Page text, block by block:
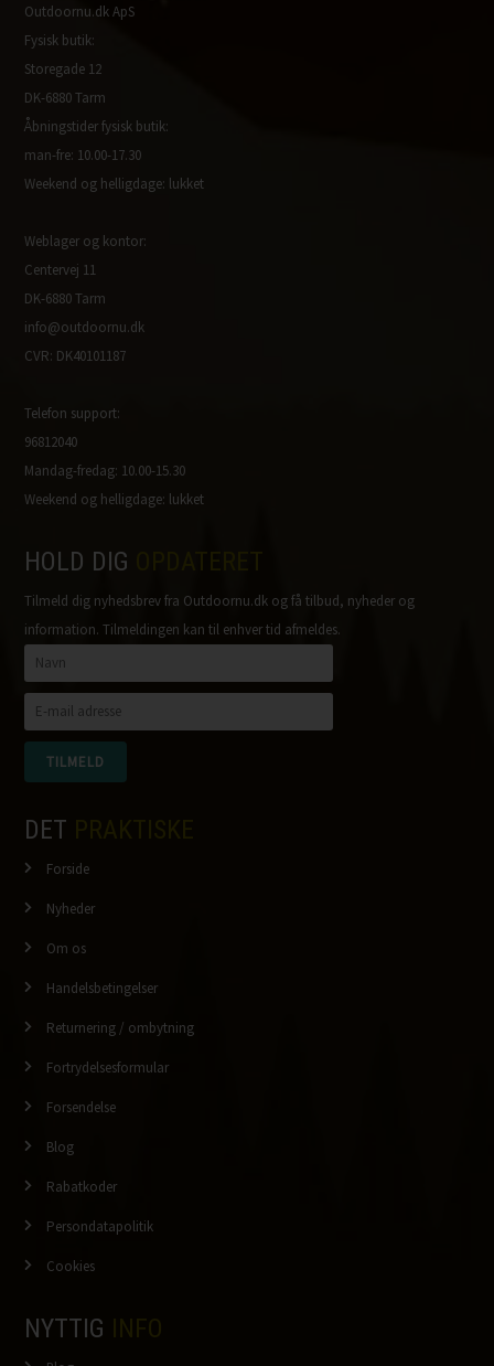
Outdoornu.dk ApS
Fysisk butik:
Storegade 12
DK-6880 Tarm
Åbningstider fysisk butik:
man-fre: 10.00-17.30
Weekend og helligdage: lukket
Weblager og kontor:
Centervej 11
DK-6880 Tarm
info@outdoornu.dk
CVR: DK40101187
Telefon support:
96812040
Mandag-fredag: 10.00-15.30
Weekend og helligdage: lukket
HOLD DIG
Tilmeld dig nyhedsbrev fra Outdoornu.dk og få tilbud, nyheder og
information. Tilmeldingen kan til enhver tid afmeldes.
DET
Forside
Nyheder
Om os
Handelsbetingelser
Returnering / ombytning
Fortrydelsesformular
Forsendelse
Blog
Rabatkoder
Persondatapolitik
Cookies
NYTTIG